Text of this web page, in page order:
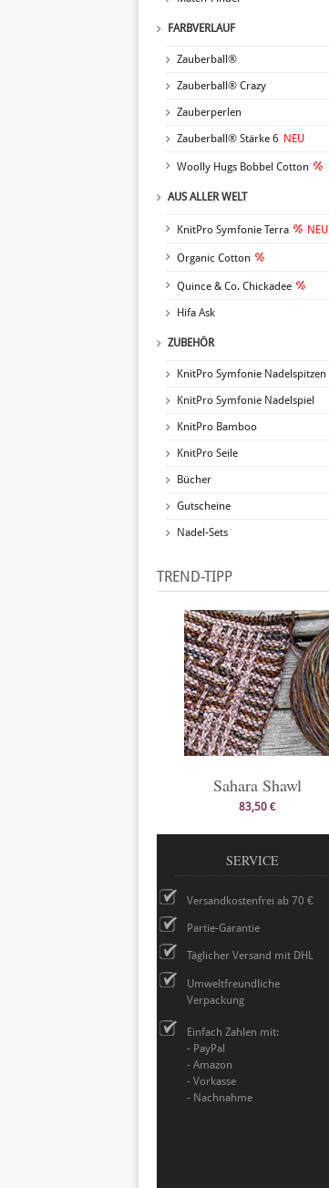
FARBVERLAUF
Zauberball®
Zauberball® Crazy
Zauberperlen
Zauberball® Stärke 6 NEU
Woolly Hugs Bobbel Cotton
AUS ALLER WELT
KnitPro Symfonie Terra NEU
Organic Cotton
Quince & Co. Chickadee
Hifa Ask
ZUBEHÖR
KnitPro Symfonie Nadelspitzen
KnitPro Symfonie Nadelspiel
KnitPro Bamboo
KnitPro Seile
Bücher
Gutscheine
Nadel-Sets
TREND-TIPP
Sahara Shawl
83,50 €
SERVICE
Versandkostenfrei ab 70 €
Partie-Garantie
Täglicher Versand mit DHL
Umweltfreundliche
Verpackung
Einfach Zahlen mit:
- PayPal
- Amazon
- Vorkasse
- Nachnahme